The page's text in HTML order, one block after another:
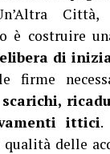
è costruire
di
firme
scarichi,
ittici.
delle